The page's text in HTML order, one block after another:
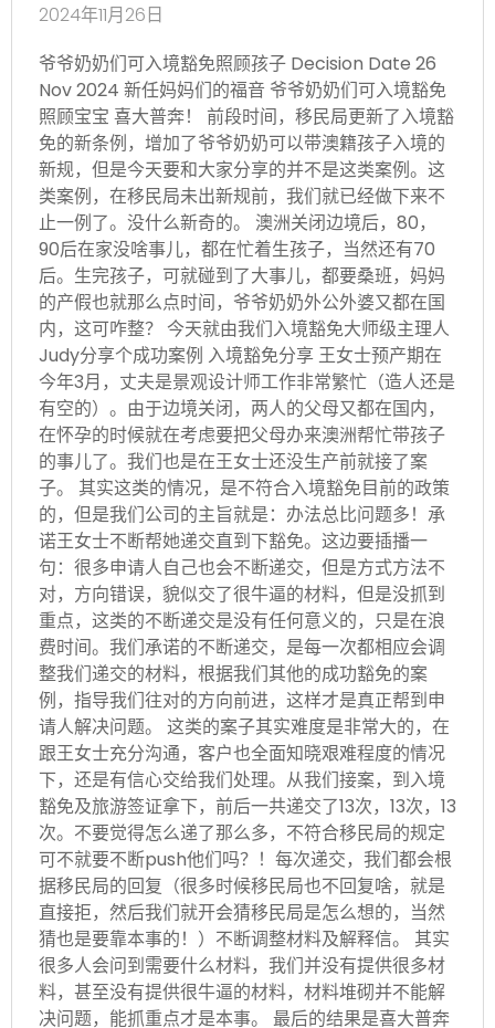
2024年11月26日
爷爷奶奶们可入境豁免照顾孩子 Decision Date 26
Nov 2024 新任妈妈们的福音 爷爷奶奶们可入境豁免
照顾宝宝 喜大普奔！ 前段时间，移民局更新了入境豁
免的新条例，增加了爷爷奶奶可以带澳籍孩子入境的
新规，但是今天要和大家分享的并不是这类案例。这
类案例，在移民局未出新规前，我们就已经做下来不
止一例了。没什么新奇的。 澳洲关闭边境后，80，
90后在家没啥事儿，都在忙着生孩子，当然还有70
后。生完孩子，可就碰到了大事儿，都要桑班，妈妈
的产假也就那么点时间，爷爷奶奶外公外婆又都在国
内，这可咋整？ 今天就由我们入境豁免大师级主理人
Judy分享个成功案例 入境豁免分享 王女士预产期在
今年3月，丈夫是景观设计师工作非常繁忙（造人还是
有空的）。由于边境关闭，两人的父母又都在国内，
在怀孕的时候就在考虑要把父母办来澳洲帮忙带孩子
的事儿了。我们也是在王女士还没生产前就接了案
子。 其实这类的情况，是不符合入境豁免目前的政策
的，但是我们公司的主旨就是：办法总比问题多！承
诺王女士不断帮她递交直到下豁免。这边要插播一
句：很多申请人自己也会不断递交，但是方式方法不
对，方向错误，貌似交了很牛逼的材料，但是没抓到
重点，这类的不断递交是没有任何意义的，只是在浪
费时间。我们承诺的不断递交，是每一次都相应会调
整我们递交的材料，根据我们其他的成功豁免的案
例，指导我们往对的方向前进，这样才是真正帮到申
请人解决问题。 这类的案子其实难度是非常大的，在
跟王女士充分沟通，客户也全面知晓艰难程度的情况
下，还是有信心交给我们处理。从我们接案，到入境
豁免及旅游签证拿下，前后一共递交了13次，13次，13
次。不要觉得怎么递了那么多，不符合移民局的规定
可不就要不断push他们吗？！每次递交，我们都会根
据移民局的回复（很多时候移民局也不回复啥，就是
直接拒，然后我们就开会猜移民局是怎么想的，当然
猜也是要靠本事的！）不断调整材料及解释信。 其实
很多人会问到需要什么材料，我们并没有提供很多材
料，甚至没有提供很牛逼的材料，材料堆砌并不能解
决问题，能抓重点才是本事。 最后的结果是喜大普奔